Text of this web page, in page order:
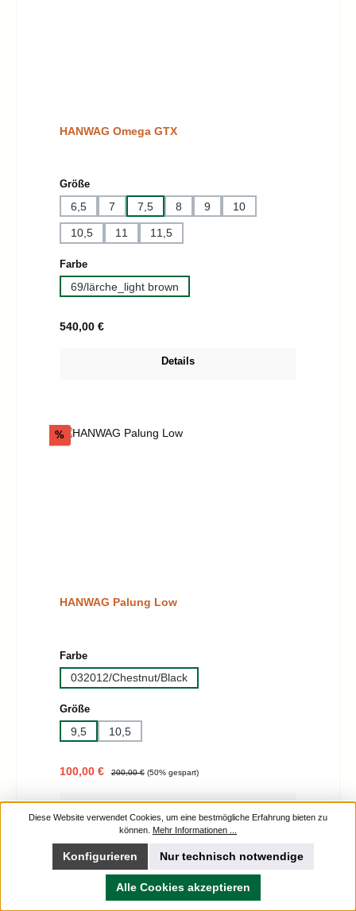
HANWAG Omega GTX
Größeauswählen
6,5 7 7,5 8 9 10
10,5 11 11,5
Farbeauswählen
69/lärche_light brown
Regulärer Preis:
540,00 €
Details
%Rabatt
HANWAG Palung Low
Farbeauswählen
032012/Chestnut/Black
Größeauswählen
9,5 10,5
Verkaufspreis:
100,00 € Regulärer Preis:
200,00 € (50% gespart)
Details
1 2
Diese Website verwendet Cookies, um eine bestmögliche Erfahrung bieten zu
können. Mehr Informationen ...
Nur technisch notwendige
Konfigurieren
Alle Cookies akzeptieren